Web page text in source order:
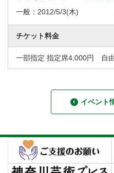
一般： 2012/5/3(木)
チケット料金
一部指定 指定席4,000円 自
イベント